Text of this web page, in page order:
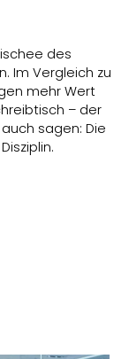
des
Im Vergleich zu
mehr Wert
– der
sagen: Die